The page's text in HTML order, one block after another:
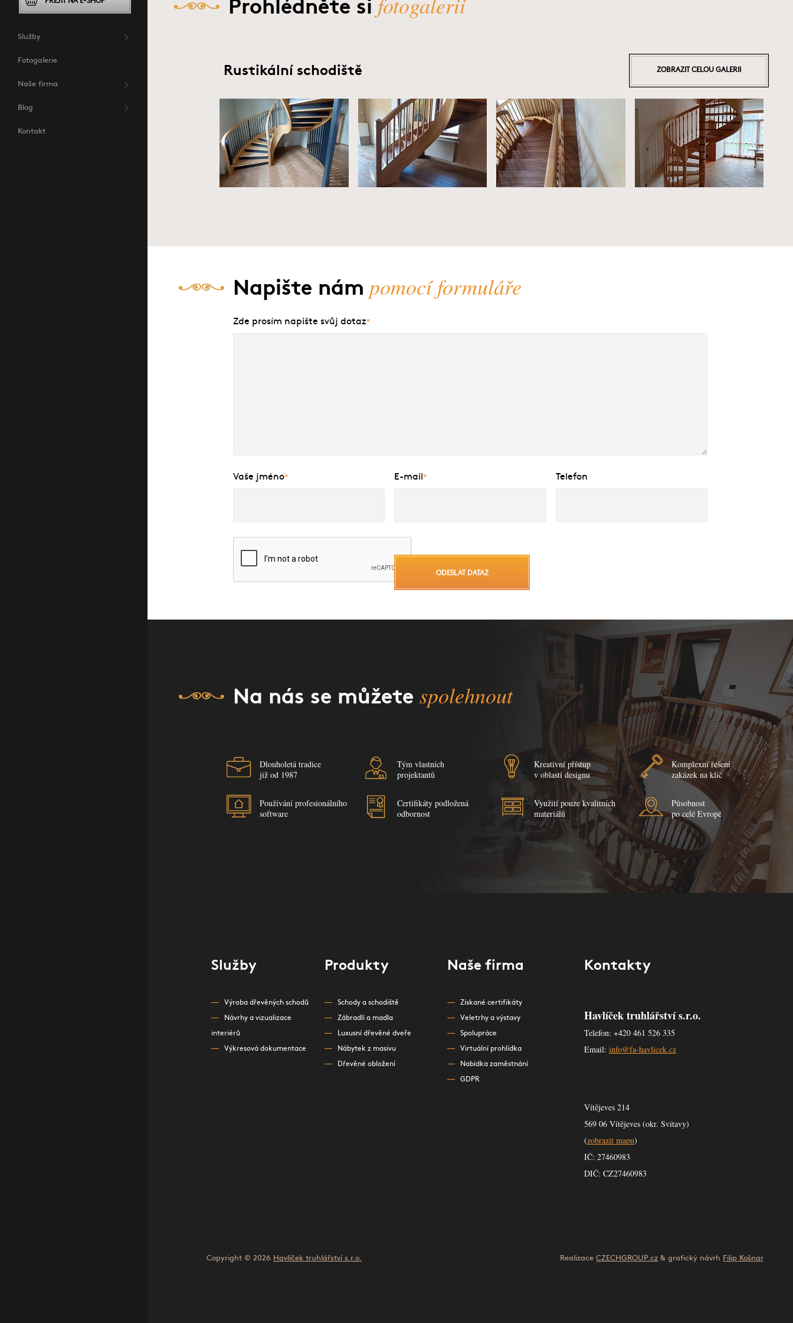
Služby
Fotogalerie
Naše firma
Blog
Kontakt
Prohlédněte si
Rustikální schodiště ZOBRAZIT CELOU GALERII
Napište nám pomocí formuláře
Zde prosím napište svůj dotaz*
Vaše jméno* E-mail* Telefon
ODESLAT DATAZ
Na nás se můžete spolehnout
Dlouholetá tradice
již od 1987
Tým vlastních
projektantů
Kreativní přístup
v oblasti designu
Komplexní řešení
zakázek na klíč
Používání profesionálního
software
Certifikáty podložená
odbornost
Využití pouze kvalitních
materiálů
Působnost
po celé Evropě
Služby
Výroba dřevěných schodů
Návrhy a vizualizace
interiérů
Výkresová dokumentace
Produkty
Schody a schodiště
Zábradlí a madla
Luxusní dřevěné dveře
Nábytek z masivu
Dřevěné obložení
Naše firma
Získané certifikáty
Veletrhy a výstavy
Spolupráce
Virtuální prohlídka
Nabídka zaměstnání
GDPR
Kontakty
Havlíček truhlářství s.r.o.
Telefon: +420 461 526 335
Email: info@fa-havlicek.cz
Vítějeves 214
569 06 Vítějeves (okr. Svitavy)
(zobrazit mapu)
IČ: 27460983
DIČ: CZ27460983
Copyright © 2026 Havlíček truhlářství s.r.o. Realizace CZECHGROUP.cz & grafický návrh Filip Košnar